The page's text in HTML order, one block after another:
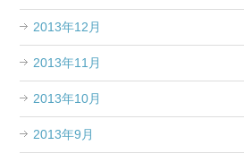
2013年12月
2013年11月
2013年10月
2013年9月